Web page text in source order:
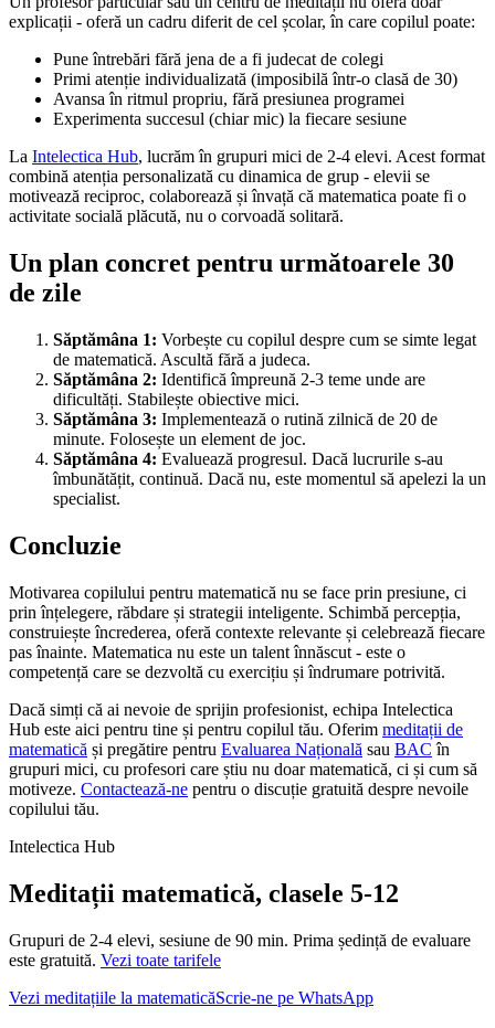
explicații - oferă un cadru diferit de cel școlar, în care copilul poate:
Pune întrebări fără jena de a fi judecat de colegi
Primi atenție individualizată (imposibilă într-o clasă de 30)
Avansa în ritmul propriu, fără presiunea programei
Experimenta succesul (chiar mic) la fiecare sesiune
La Intelectica Hub, lucrăm în grupuri mici de 2-4 elevi. Acest format
combină atenția personalizată cu dinamica de grup - elevii se
motivează reciproc, colaborează și învață că matematica poate fi o
activitate socială plăcută, nu o corvoadă solitară.
Un plan concret pentru următoarele 30
de zile
Săptămâna 1: Vorbește cu copilul despre cum se simte legat
de matematică. Ascultă fără a judeca.
Săptămâna 2: Identifică împreună 2-3 teme unde are
dificultăți. Stabilește obiective mici.
Săptămâna 3: Implementează o rutină zilnică de 20 de
minute. Folosește un element de joc.
Săptămâna 4: Evaluează progresul. Dacă lucrurile s-au
îmbunătățit, continuă. Dacă nu, este momentul să apelezi la un
specialist.
Concluzie
Motivarea copilului pentru matematică nu se face prin presiune, ci
prin înțelegere, răbdare și strategii inteligente. Schimbă percepția,
construiește încrederea, oferă contexte relevante și celebrează fiecare
pas înainte. Matematica nu este un talent înnăscut - este o
competență care se dezvoltă cu exercițiu și îndrumare potrivită.
Dacă simți că ai nevoie de sprijin profesionist, echipa Intelectica
Hub este aici pentru tine și pentru copilul tău. Oferim meditații de
matematică și pregătire pentru Evaluarea Națională sau BAC în
grupuri mici, cu profesori care știu nu doar matematică, ci și cum să
motiveze. Contactează-ne pentru o discuție gratuită despre nevoile
copilului tău.
Intelectica Hub
Meditații matematică, clasele 5‑12
Grupuri de 2‑4 elevi, sesiune de 90 min. Prima ședință de evaluare
este gratuită. Vezi toate tarifele
Vezi meditațiile la matematicăScrie-ne pe WhatsApp